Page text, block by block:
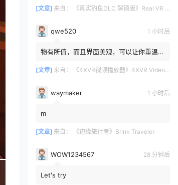
[文章] 来自： 《真实钓鱼DLC 解锁版》Real VR Fishing DLC
qwe520 1 小时后
物有所值，而且界面美观，可以让你重温那
4XVR让它们重获新生。画面...
[文章] 来自： 《4XVR视频播放器》4XVR Video Player
waymaker 1 小时后
m
[文章] 来自： 《边缘旅行者》Brink Traveler
WOW1234567 28 分钟后
Let's try